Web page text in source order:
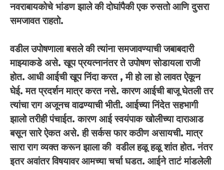
नवराबायकोचे भांडण झाले की दोघांपैकी एक रुसतो आणि दुसरा
समजावत राहतो.
वडील उपोषणाला बसले की त्यांना समजावण्याची जबाबदारी
माझ्याकडे असे. खूप प्रयत्नानंतर ते उपोषण सोडायला राजी
होत. आधी आईची खूप निंदा करत , मी हो ला हो लावत ऐकून
घेई. मत प्रदर्शन मात्र करत नसे. कारण आईची बाजू घेतली तर
त्यांचा राग अजूनच वाढण्याची भीती. आईच्या निंदेत सहभागी
झालो तरीही पंचाईत. कारण आई स्वयंपाक खोलीच्या दाराआड
बसून सारे ऐकत असे. ही सर्कस फार कठीण असायची. मात्र
सारा राग व्यक्त करून झाला की वडील हळू हळू शांत होत. नंतर
इतर अवांतर विषयावर आमच्या चर्चा घडत. आईने ताटं मांडलेली